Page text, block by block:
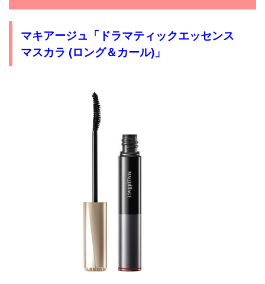
マキアージュ「ドラマティックエッセンス
マスカラ (ロング＆カール)」